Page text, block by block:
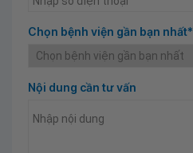
Chọn bệnh viện gần bạn nhất*
Nội dung cần tư vấn